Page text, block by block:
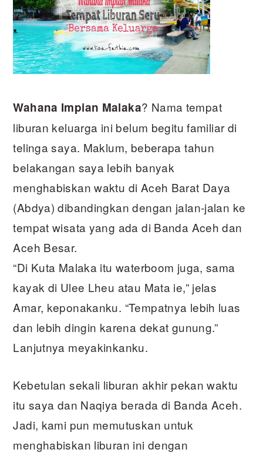
Wahana Impian Malaka? Nama tempat
liburan keluarga ini belum begitu familiar di
telinga saya. Maklum, beberapa tahun
belakangan saya lebih banyak
menghabiskan waktu di Aceh Barat Daya
(Abdya) dibandingkan dengan jalan-jalan ke
tempat wisata yang ada di Banda Aceh dan
Aceh Besar.
“Di Kuta Malaka itu waterboom juga, sama
kayak di Ulee Lheu atau Mata ie,” jelas
Amar, keponakanku. “Tempatnya lebih luas
dan lebih dingin karena dekat gunung.”
Lanjutnya meyakinkanku.
Kebetulan sekali liburan akhir pekan waktu
itu saya dan Naqiya berada di Banda Aceh.
Jadi, kami pun memutuskan untuk
menghabiskan liburan ini dengan